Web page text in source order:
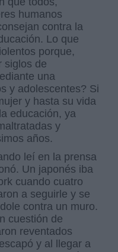
humanos
contra la
Lo que
porque,
siglos de
una
y adolescentes? Si
y hasta su vida
educación, ya
y
años.
leí en la prensa
Un japonés iba
cuando cuatro
a seguirle y se
contra un muro.
cuestión de
reventados
y al llegar a